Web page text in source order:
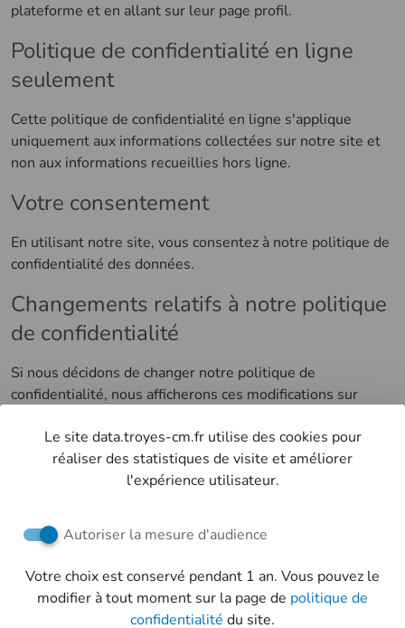
plateforme et en allant sur leur page profil.
Politique de confidentialité en ligne
seulement
Cette politique de confidentialité en ligne s'applique
uniquement aux informations collectées sur notre site et
non aux informations recueillies hors ligne.
Votre consentement
En utilisant notre site, vous consentez à notre politique de
confidentialité des données.
Changements relatifs à notre politique
de confidentialité
Si nous décidons de changer notre politique de
confidentialité, nous afficherons ces modifications sur
de tout changement, et nous mettrons à jour la date de
modification de la politique de confidentialité ci-dessus.
Retrouvez-nous sur les réseaux sociaux
Troyes Champagne Métropole
Ville de Troyes
Le site data.troyes-cm.fr utilise des cookies pour
réaliser des statistiques de visite et améliorer
l'expérience utilisateur.
Autoriser la mesure d'audience
Votre choix est conservé pendant 1 an. Vous pouvez le
modifier à tout moment sur la page de politique de
confidentialité du site.